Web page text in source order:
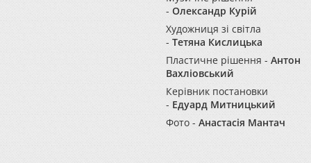
- Олександр Курій
Художниця зі світла
- Тетяна Кислицька
Пластичне рішення - Антон
Вахліовський
Керівник постановки
- Едуард Митницький
Фото - Анастасія Мантач